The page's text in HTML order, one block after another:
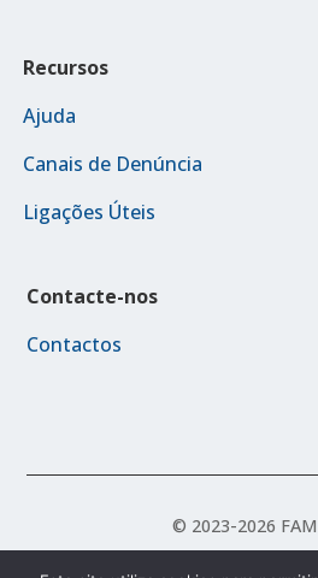
Recursos
Ajuda
Canais de Denúncia
Ligações Úteis
Contacte-nos
Contactos
© 2023-2026